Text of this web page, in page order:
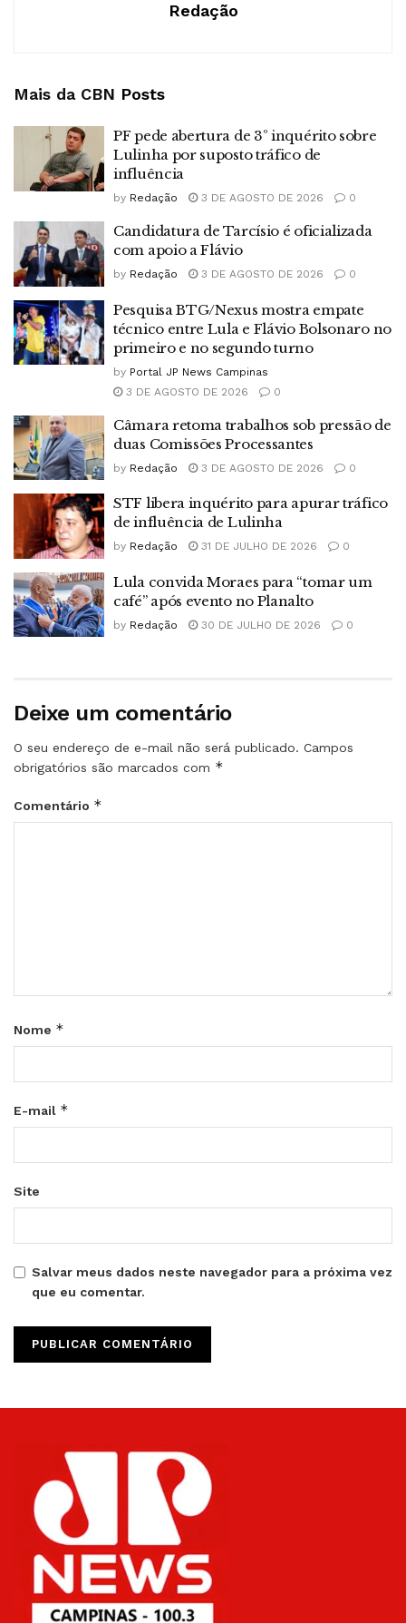
Redação
Mais da CBN Posts
PF pede abertura de 3º inquérito sobre
Lulinha por suposto tráfico de
influência
by Redação 3 DE AGOSTO DE 2026 0
Candidatura de Tarcísio é oficializada
com apoio a Flávio
by Redação 3 DE AGOSTO DE 2026 0
Pesquisa BTG/Nexus mostra empate
técnico entre Lula e Flávio Bolsonaro no
primeiro e no segundo turno
by Portal JP News Campinas
3 DE AGOSTO DE 2026
0
Câmara retoma trabalhos sob pressão de
duas Comissões Processantes
by Redação 3 DE AGOSTO DE 2026 0
STF libera inquérito para apurar tráfico
de influência de Lulinha
by Redação 31 DE JULHO DE 2026 0
Lula convida Moraes para “tomar um
café” após evento no Planalto
by Redação 30 DE JULHO DE 2026 0
Deixe um comentário
O seu endereço de e-mail não será publicado. Campos
obrigatórios são marcados com *
Comentário *
Nome *
E-mail *
Site
Salvar meus dados neste navegador para a próxima vez
que eu comentar.